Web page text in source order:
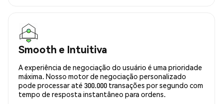
Smooth e Intuitiva
A experiência de negociação do usuário é uma prioridade
máxima. Nosso motor de negociação personalizado
pode processar até 300.000 transações por segundo com
tempo de resposta instantâneo para ordens.